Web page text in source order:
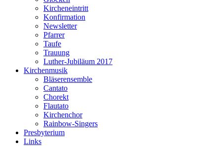
Kircheneintritt
Konfirmation
Newsletter
Pfarrer
Taufe
Trauung
Luther-Jubiläum 2017
Kirchenmusik
Bläserensemble
Cantato
Chorekt
Flautato
Kirchenchor
Rainbow-Singers
Presbyterium
Links